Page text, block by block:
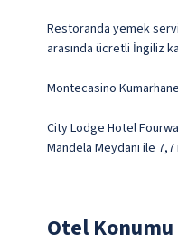
Restoranda yemek
arasında ücretli İngiliz
Montecasino
City Lodge Hotel
Mandela Meydanı ile
Otel Konumu